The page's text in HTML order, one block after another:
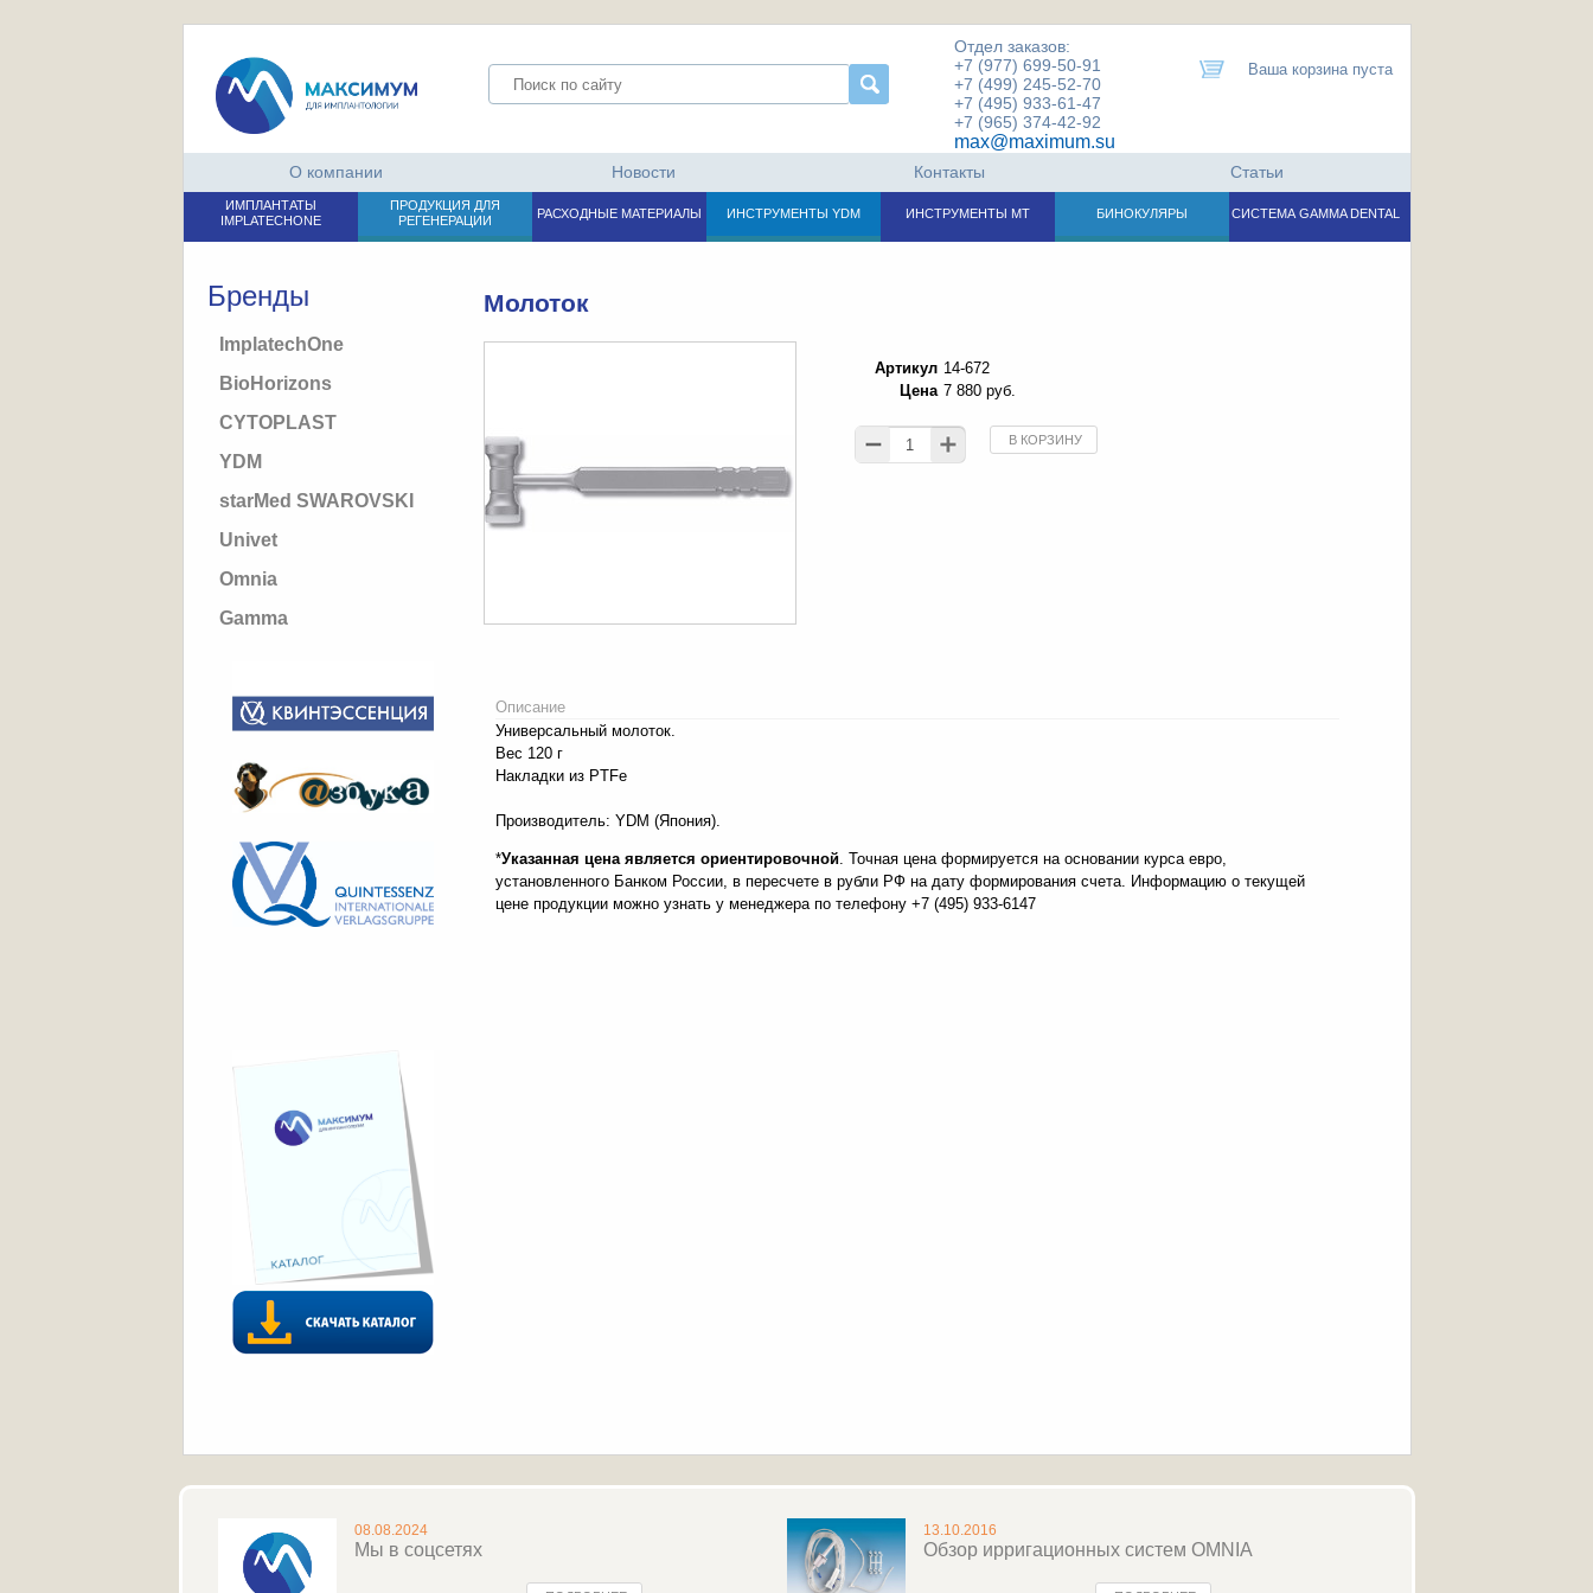
Отдел заказов:
+7 (977) 699-50-91
+7 (499) 245-52-70
+7 (495) 933-61-47
+7 (965) 374-42-92
max@maximum.su
Ваша корзина пуста
О компании Новости Контакты Статьи
ИМПЛАНТАТЫ
IMPLATECHONE
ПРОДУКЦИЯ ДЛЯ
РЕГЕНЕРАЦИИ
РАСХОДНЫЕ МАТЕРИАЛЫ ИНСТРУМЕНТЫ YDM ИНСТРУМЕНТЫ МТ БИНОКУЛЯРЫ СИСТЕМА GAMMA DENTAL
Бренды
ImplatechOne
BioHorizons
CYTOPLAST
YDM
starMed SWAROVSKI
Univet
Omnia
Gamma
Молоток
Артикул 14-672
Цена 7 880 руб.
В КОРЗИНУ
Описание
Универсальный молоток.
Вес 120 г
Накладки из PTFe
Производитель: YDM (Япония).
*Указанная цена является ориентировочной. Точная цена формируется на основании курса евро,
установленного Банком России, в пересчете в рубли РФ на дату формирования счета. Информацию о текущей
цене продукции можно узнать у менеджера по телефону +7 (495) 933-6147
08.08.2024
Мы в соцсетях
13.10.2016
Обзор ирригационных систем OMNIA